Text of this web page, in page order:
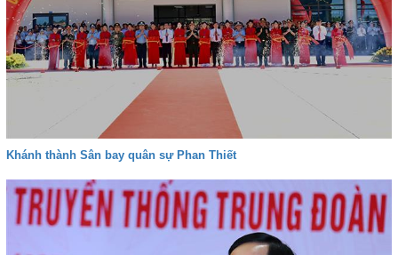
Khánh thành Sân bay quân sự Phan Thiết